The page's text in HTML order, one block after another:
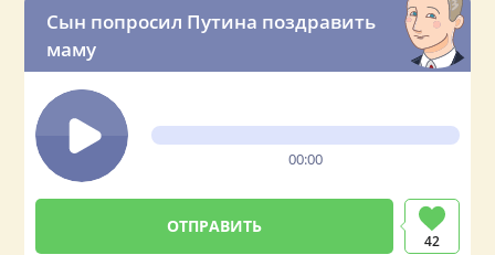
Сын попросил Путина поздравить
маму
00:00
42